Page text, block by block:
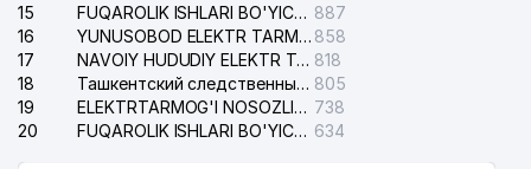
15
FUQAROLIK ISHLARI BO'YICHA YAKKASAROY TUMANLARARO SUDI 887
16
YUNUSOBOD ELEKTR TARMOG'I NOSOZLIKLARI XIZMATI 858
17
NAVOIY HUDUDIY ELEKTR TARMOQLARI KORXONASI AJ 818
18
Ташкентский следственный изолятор 805
19
ELEKTRTARMOG'I NOSOZLIKLARINI TO'ZATISH SERGELI XIZMATI 738
20
FUQAROLIK ISHLARI BO'YICHA UCH-TEPA TUMANI SUDI 634